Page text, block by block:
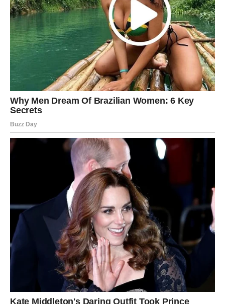
koji često predugo nosi teret. Sada dolazi trenutak kada
se taj teret premešta – ili potpuno skida.
Iznenadna odluka ili ponuda
U ovoj sedmici možeš biti suočen sa iznenadnom
odlukom ili ponudom koja zahteva brzu reakciju. To može
biti vezano za posao, karijeru ili status. Iako ćeš u prvi
mah želeti da sve analiziraš do detalja, intuicija ti sada
igra veliku ulogu. Sudbina ti nudi priliku da izađeš iz
dugog ciklusa stagnacije.
Promena u odnosima
Na emotivnom planu, Jarac ulazi u fazu u kojoj više ne
pristaje na polovične odnose. Ako si bio u vezi iz navike
ili odgovornosti, sada dolazi preokret. Ili se odnos
redefiniše na zdravijim osnovama, ili se završava.
Iznenađenja mogu doći kroz priznanja, ali i kroz odluke
koje dugo stoje u tebi.